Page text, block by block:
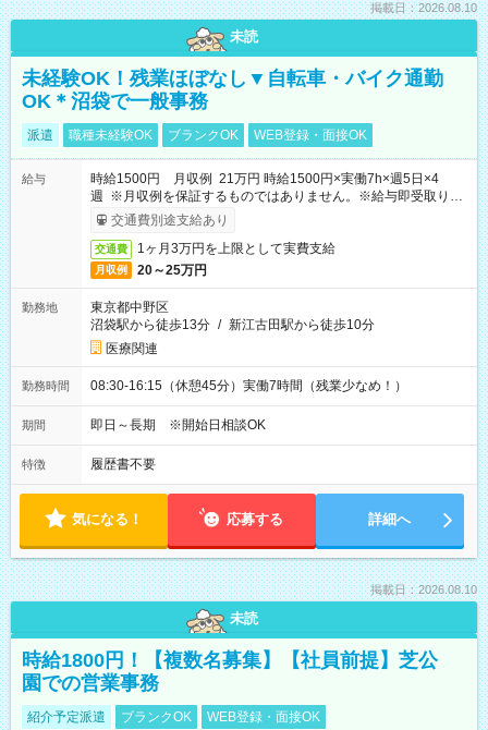
掲載日：2026.08.10
未読
未経験OK！残業ほぼなし▼自転車・バイク通勤
OK＊沼袋で一般事務
派遣 職種未経験OK ブランクOK WEB登録・面接OK
給与
時給1500円 月収例 21万円 時給1500円×実働7h×週5日×4
週 ※月収例を保証するものではありません。※給与即受取りサ
ービス利用可（利用条件有）
交通費別途支給あり
交通費 1ヶ月3万円を上限として実費支給
月収例 20～25万円
勤務地
東京都中野区
沼袋駅から徒歩13分 / 新江古田駅から徒歩10分
医療関連
勤務時間 08:30-16:15（休憩45分）実働7時間（残業少なめ！）
期間 即日～長期 ※開始日相談OK
特徴 履歴書不要
気になる！ 応募する 詳細へ
掲載日：2026.08.10
未読
時給1800円！【複数名募集】【社員前提】芝公
園での営業事務
紹介予定派遣 ブランクOK WEB登録・面接OK